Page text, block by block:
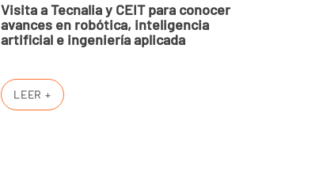
Visita a Tecnalia y CEIT para conocer
avances en robótica, inteligencia
artificial e ingeniería aplicada
LEER +